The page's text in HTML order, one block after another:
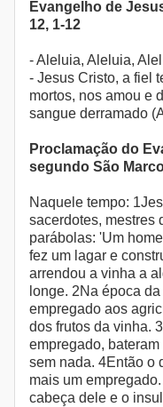
Evangelho de
12, 1-12
- Aleluia, Aleluia,
- Jesus Cristo, a fiel
mortos, nos amou e
sangue derramado
Proclamação do
segundo São
Naquele tempo:
sacerdotes, mestres
parábolas: 'Um
fez um lagar e
arrendou a vinha a
longe. 2Na época
empregado aos
dos frutos da vinha.
empregado,
sem nada. 4Então o
mais um
cabeça dele e o